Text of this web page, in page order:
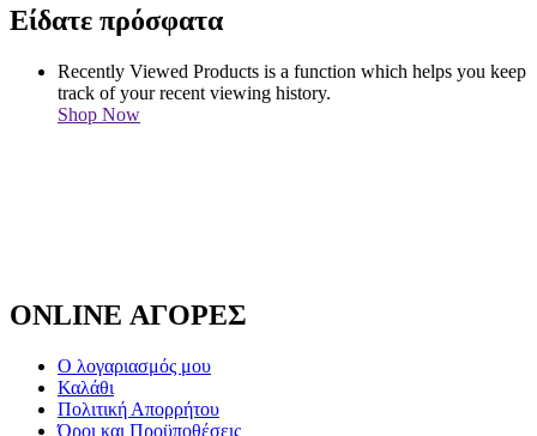
Είδατε πρόσφατα
Recently Viewed Products is a function which helps you keep
track of your recent viewing history.
Shop Now
ONLINE ΑΓΟΡΕΣ
Ο λογαριασμός μου
Καλάθι
Πολιτική Απορρήτου
Όροι και Προϋποθέσεις